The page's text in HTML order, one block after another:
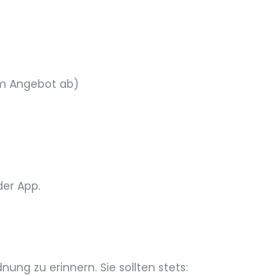
Angebot ab)
App.
zu erinnern. Sie sollten stets: